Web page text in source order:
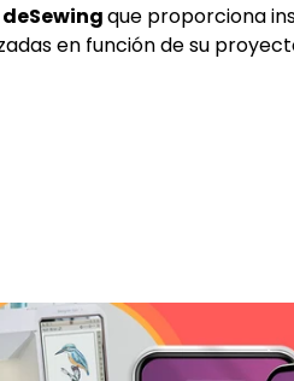
deSewingque proporciona
en función de su